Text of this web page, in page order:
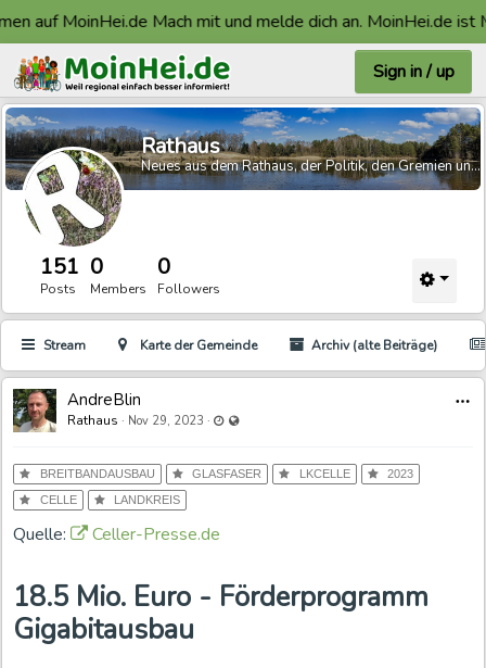
auf MoinHei.de Mach mit und melde dich an. MoinHei.de
Sign in / up
Rathaus
Neues aus dem Rathaus, der Politik, den Gremien und der Region
151
Posts
0
Members
0
Followers
Stream Karte der Gemeinde Archiv (alte Beiträge)
AndreBlin
Rathaus · Nov 29, 2023 · Last updated Nov 29, 2023 - 12:50 PM
BREITBANDAUSBAU GLASFASER LKCELLE
2023
CELLE
LANDKREIS
Quelle: Celler-Presse.de
18.5 Mio. Euro - Förderprogramm
Gigabitausbau